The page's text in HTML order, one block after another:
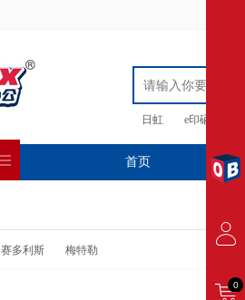
日虹 e印硒鼓
首页 专
赛多利斯 梅特勒
0